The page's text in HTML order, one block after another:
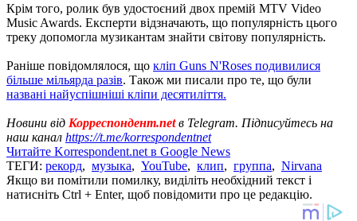
Крім того, ролик був удостоєний двох премій MTV Video
Music Awards. Експерти відзначають, що популярність цього
треку допомогла музикантам знайти світову популярність.
Раніше повідомлялося, що кліп Guns N'Roses подивилися
більше мільярда разів. Також ми писали про те, що були
названі найуспішніші кліпи десятиліття.
Новини від Корреспондент.netв Telegram. Підписуйтесь на
наш канал https://t.me/korrespondentnet
Читайте Korrespondent.net в Google News
ТЕГИ: рекорд, музыка, YouTube, клип, группа, Nirvana
Якщо ви помітили помилку, виділіть необхідний текст і
натисніть Ctrl + Enter, щоб повідомити про це редакцію.